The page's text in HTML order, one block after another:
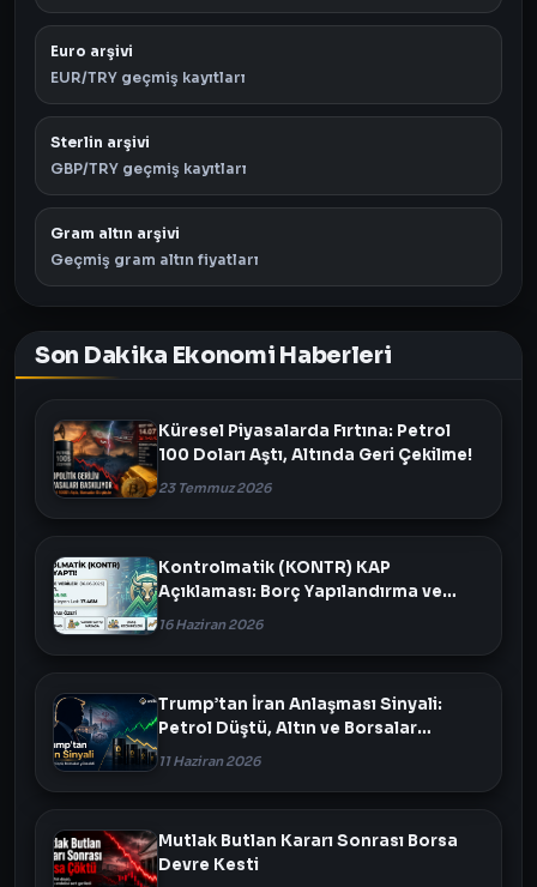
Euro arşivi
EUR/TRY geçmiş kayıtları
Sterlin arşivi
GBP/TRY geçmiş kayıtları
Gram altın arşivi
Geçmiş gram altın fiyatları
Son Dakika Ekonomi Haberleri
Küresel Piyasalarda Fırtına: Petrol
100 Doları Aştı, Altında Geri Çekilme!
23 Temmuz 2026
Kontrolmatik (KONTR) KAP
Açıklaması: Borç Yapılandırma ve
Varlık Satışı Masada
16 Haziran 2026
Trump’tan İran Anlaşması Sinyali:
Petrol Düştü, Altın ve Borsalar
Yükseldi
11 Haziran 2026
Mutlak Butlan Kararı Sonrası Borsa
Devre Kesti